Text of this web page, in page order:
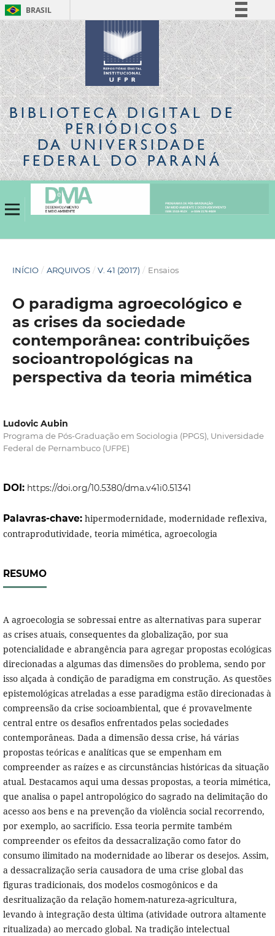
BRASIL
Simplifique!
Comunica BR
Participe
Acesso à informação
Legislação
Canais
BIBLIOTECA DIGITALDE
PERIÓDICOS
DA UNIVERSIDADE
FEDERAL DO PARANÁ
INÍCIO / ARQUIVOS / V. 41 (2017) / Ensaios
O paradigma agroecológico e
as crises da sociedade
contemporânea: contribuições
socioantropológicas na
perspectiva da teoria mimética
Ludovic Aubin
Programa de Pós-Graduação em Sociologia (PPGS), Universidade
Federal de Pernambuco (UFPE)
DOI: https://doi.org/10.5380/dma.v41i0.51341
Palavras-chave: hipermodernidade, modernidade reflexiva,
contraprodutividade, teoria mimética, agroecologia
RESUMO
A agroecologia se sobressai entre as alternativas para superar
as crises atuais, consequentes da globalização, por sua
potencialidade e abrangência para agregar propostas ecológicas
direcionadas a algumas das dimensões do problema, sendo por
isso alçada à condição de paradigma em construção. As questões
epistemológicas atreladas a esse paradigma estão direcionadas à
compreensão da crise socioambiental, que é provavelmente
central entre os desafios enfrentados pelas sociedades
contemporâneas. Dada a dimensão dessa crise, há várias
propostas teóricas e analíticas que se empenham em
compreender as raízes e as circunstâncias históricas da situação
atual. Destacamos aqui uma dessas propostas, a teoria mimética,
que analisa o papel antropológico do sagrado na delimitação do
acesso aos bens e na prevenção da violência social recorrendo,
por exemplo, ao sacrifício. Essa teoria permite também
compreender os efeitos da dessacralização como fator do
consumo ilimitado na modernidade ao liberar os desejos. Assim,
a dessacralização seria causadora de uma crise global das
figuras tradicionais, dos modelos cosmogônicos e da
desritualização da relação homem-natureza-agricultura,
levando à integração desta última (atividade outrora altamente
ritualizada) ao mercado global. Na tradição intelectual